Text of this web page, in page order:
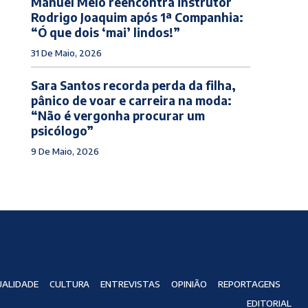
Rodrigo Joaquim após 1ª Companhia:
“Ó que dois ‘mai’ lindos!”
31 De Maio, 2026
Sara Santos recorda perda da filha,
pânico de voar e carreira na moda:
“Não é vergonha procurar um
psicólogo”
9 De Maio, 2026
CULTURA ENTREVISTAS OPINIÃO
REPORTAGENS
EDITORIAL